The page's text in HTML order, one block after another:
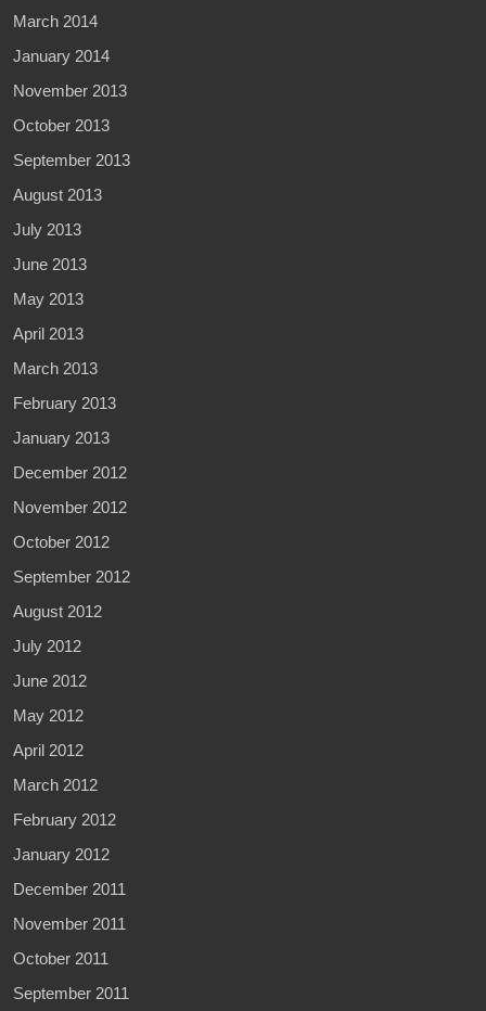
March 2014
January 2014
November 2013
October 2013
September 2013
August 2013
July 2013
June 2013
May 2013
April 2013
March 2013
February 2013
January 2013
December 2012
November 2012
October 2012
September 2012
August 2012
July 2012
June 2012
May 2012
April 2012
March 2012
February 2012
January 2012
December 2011
November 2011
October 2011
September 2011